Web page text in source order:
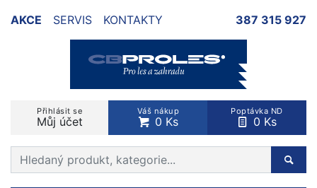
AKCE SERVIS KONTAKTY 387 315 927
Přihlásit se
Můj účet
Váš nákup
0 Ks
Poptávka ND
0 Ks
Prohledat web